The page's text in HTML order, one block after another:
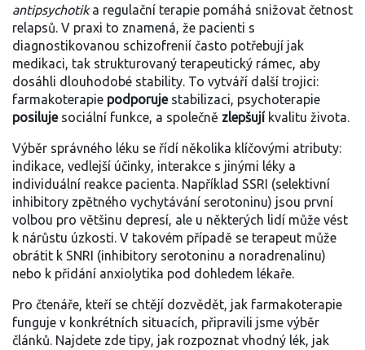
antipsychotika regulační terapie pomáhá snižovat četnost
relapsů. V praxi to znamená, že pacienti s
diagnostikovanou schizofrenií často potřebují jak
medikaci, tak strukturovaný terapeutický rámec, aby
dosáhli dlouhodobé stability. To vytváří další trojici:
farmakoterapie podporujestabilizaci, psychoterapie
posilujesociální funkce, a společně zlepšujíkvalitu života.
Výběr správného léku se řídí několika klíčovými atributy:
indikace, vedlejší účinky, interakce s jinými léky a
individuální reakce pacienta. Například SSRI (selektivní
inhibitory zpětného vychytávání serotoninu) jsou první
volbou pro většinu depresí, ale u některých lidí může vést
k nárůstu úzkosti. V takovém případě se terapeut může
obrátit k SNRI (inhibitory serotoninu a noradrenalinu)
nebo k přidání anxiolytika pod dohledem lékaře.
Pro čtenáře, kteří se chtějí dozvědět, jak farmakoterapie
funguje v konkrétních situacích, připravili jsme výběr
článků. Najdete zde tipy, jak rozpoznat vhodný lék, jak